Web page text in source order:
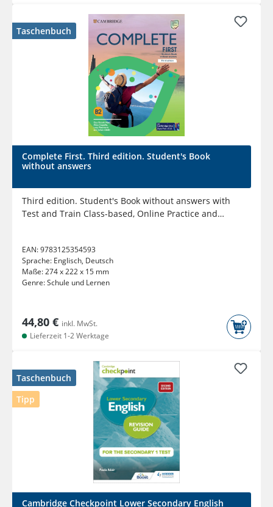
Taschenbuch
Complete First. Third edition. Student's Book
without answers
Third edition. Student's Book without answers with
Test and Train Class-based, Online Practice and
EAN:9783125354593
Sprache: Englisch, Deutsch
Maße:274 x 222 x 15 mm
Genre:Schule und Lernen
44,80 € inkl. MwSt.
Lieferzeit 1-2 Werktage
Taschenbuch
Tipp
Cambridge Checkpoint Lower Secondary English